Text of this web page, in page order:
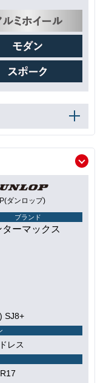
ダンロップ)
ブランド
ターマックス
SJ8+
レス